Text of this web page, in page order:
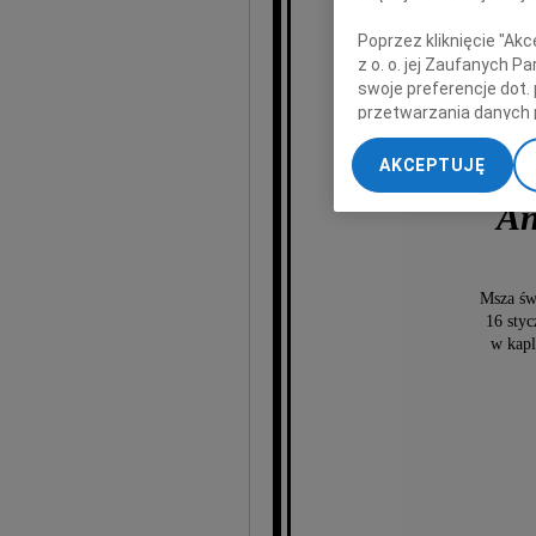
Msza
16
w
Poprzez kliknięcie
z o. o. jej Zaufanych
swoje preferencje dot.
przetwarzania danych
„Ustawienia
My, nasi Zaufani
dokładnych danych
Przechowywanie
AKCEPTUJĘ